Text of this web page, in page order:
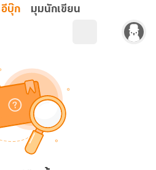
อีบุ๊ก มุมนักเขียน